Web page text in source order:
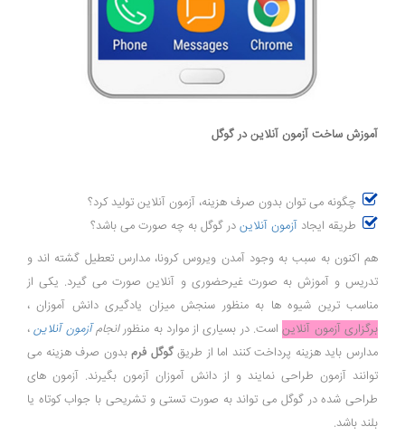
آموزش ساخت آزمون آنلاین در گوگل
چگونه می توان بدون صرف هزینه، آزمون آنلاین تولید کرد؟
طریقه ایجاد آزمون آنلاین در گوگل به چه صورت می باشد؟
هم اکنون به سبب به وجود آمدن ویروس کرونا، مدارس تعطیل گشته اند و
تدریس و آموزش به صورت غیرحضوری و آنلاین صورت می گیرد. یکی از
مناسب ترین شیوه ها به منظور سنجش میزان یادگیری دانش ­آموزان ،
برگزاری آزمون آنلایناست. در بسیاری از موارد به منظورانجامآزمون آنلاین،
مدارس باید هزینه پرداخت کنند اما از طریقگوگل فرمبدون صرف هزینه می
توانند آزمون طراحی نمایند و از دانش آموزان آزمون بگیرند. آزمون های
طراحی شده در گوگل می تواند به صورت تستی و تشریحی با جواب کوتاه یا
بلند باشد.